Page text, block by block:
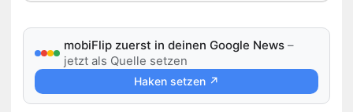
mobiFlip zuerst in deinen Google News –
jetzt als Quelle setzen
Haken setzen ↗